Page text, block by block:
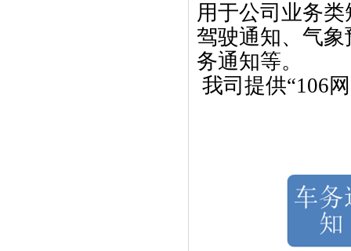
用于公司业务
驾驶通知、气
务通知等。
我司提供“106